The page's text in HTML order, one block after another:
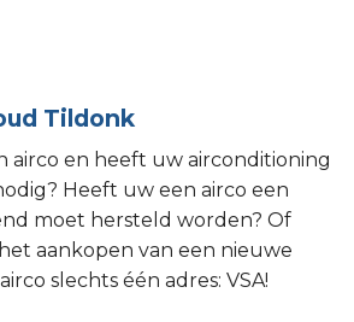
Tildonk
airco en heeft uw airconditioning
Heeft uw een airco een
moet hersteld worden? Of
aankopen van een nieuwe
slechts één adres: VSA!